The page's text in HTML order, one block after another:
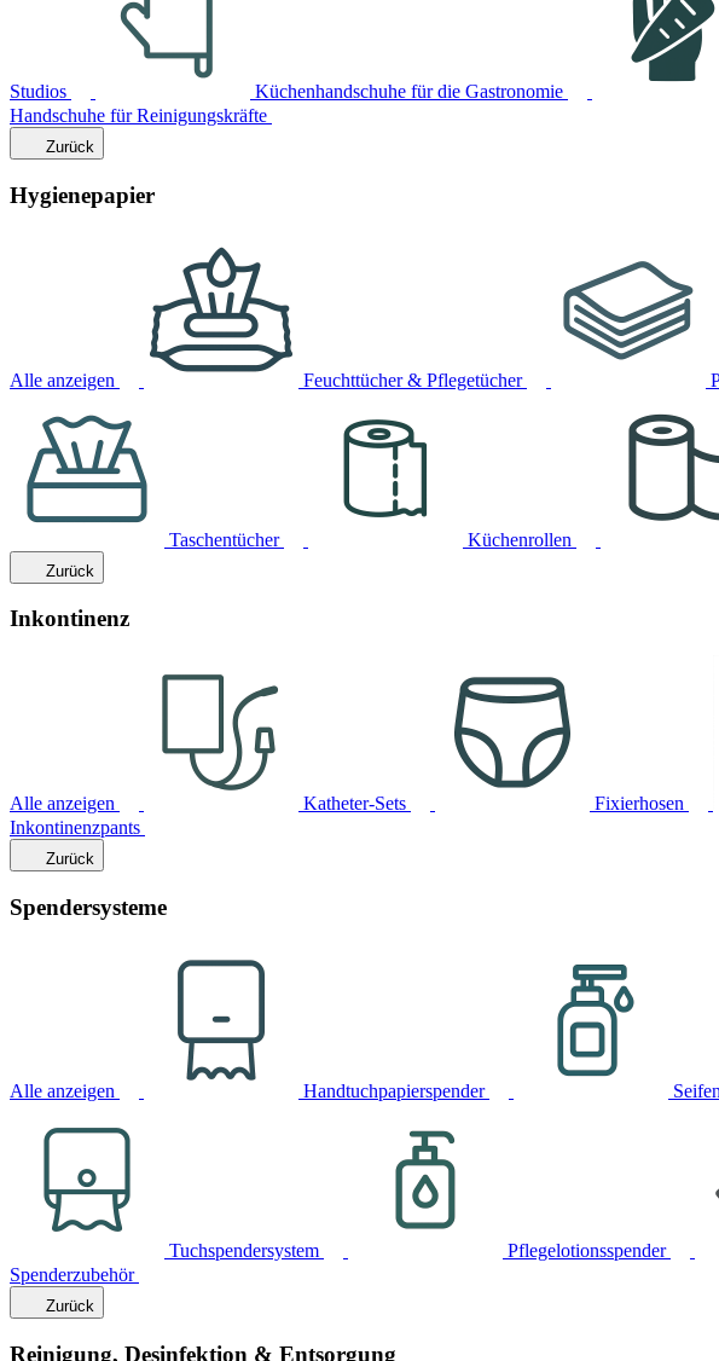
Studios Küchenhandschuhe für die Gastronomie
Handschuhe für Reinigungskräfte
Zurück
Hygienepapier
Alle anzeigen Feuchttücher & Pflegetücher
Taschentücher Küchenrollen
Zurück
Inkontinenz
Alle anzeigen Katheter-Sets Fixierhosen
Inkontinenzpants
Zurück
Spendersysteme
Alle anzeigen Handtuchpapierspender
Tuchspendersystem Pflegelotionsspender
Spenderzubehör
Zurück
Reinigung, Desinfektion & Entsorgung